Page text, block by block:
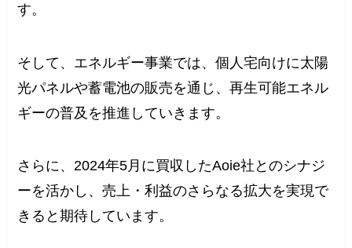
す。
そして、エネルギー事業では、個人宅向けに太陽
光パネルや蓄電池の販売を通じ、再生可能エネル
ギーの普及を推進していきます。
さらに、2024年5月に買収したAoie社とのシナジ
ーを活かし、売上・利益のさらなる拡大を実現で
きると期待しています。